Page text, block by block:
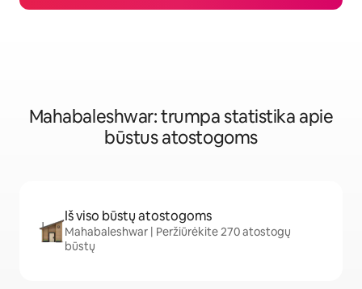
Mahabaleshwar: trumpa statistika apie
būstus atostogoms
Iš viso būstų atostogoms
Mahabaleshwar | Peržiūrėkite 270 atostogų
būstų